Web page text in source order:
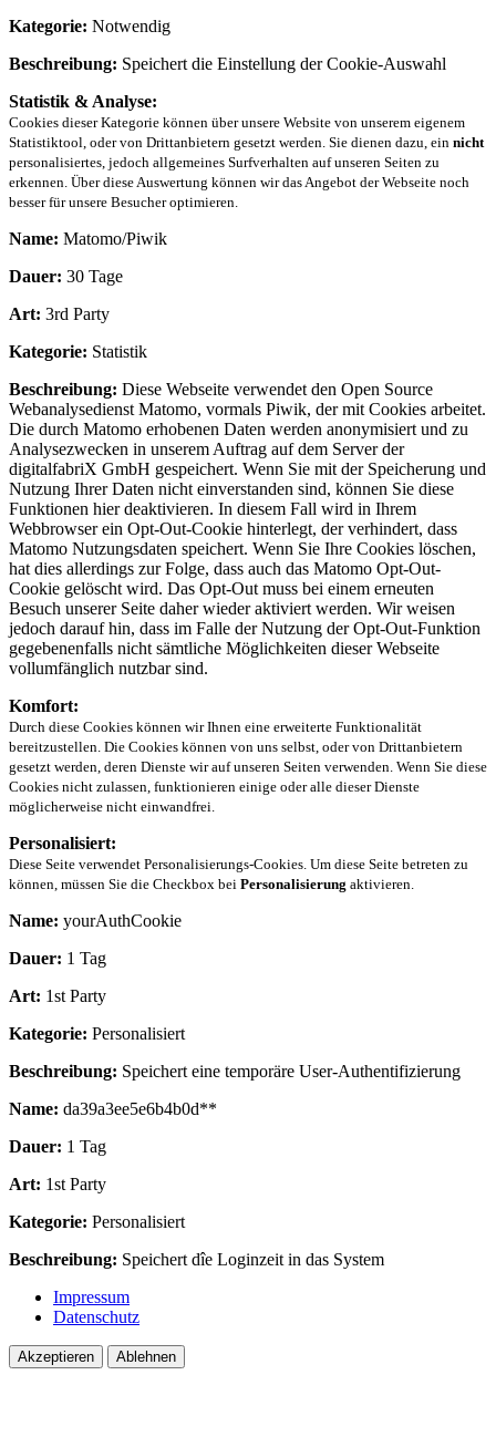
Kategorie: Notwendig
Beschreibung: Speichert die Einstellung der Cookie-Auswahl
Statistik & Analyse:
Cookies dieser Kategorie können über unsere Website von unserem eigenem
Statistiktool, oder von Drittanbietern gesetzt werden. Sie dienen dazu, ein nicht
personalisiertes, jedoch allgemeines Surfverhalten auf unseren Seiten zu
erkennen. Über diese Auswertung können wir das Angebot der Webseite noch
besser für unsere Besucher optimieren.
Name: Matomo/Piwik
Dauer: 30 Tage
Art: 3rd Party
Kategorie: Statistik
Beschreibung: Diese Webseite verwendet den Open Source
Webanalysedienst Matomo, vormals Piwik, der mit Cookies arbeitet.
Die durch Matomo erhobenen Daten werden anonymisiert und zu
Analysezwecken in unserem Auftrag auf dem Server der
digitalfabriX GmbH gespeichert. Wenn Sie mit der Speicherung und
Nutzung Ihrer Daten nicht einverstanden sind, können Sie diese
Funktionen hier deaktivieren. In diesem Fall wird in Ihrem
Webbrowser ein Opt-Out-Cookie hinterlegt, der verhindert, dass
Matomo Nutzungsdaten speichert. Wenn Sie Ihre Cookies löschen,
hat dies allerdings zur Folge, dass auch das Matomo Opt-Out-
Cookie gelöscht wird. Das Opt-Out muss bei einem erneuten
Besuch unserer Seite daher wieder aktiviert werden. Wir weisen
jedoch darauf hin, dass im Falle der Nutzung der Opt-Out-Funktion
gegebenenfalls nicht sämtliche Möglichkeiten dieser Webseite
vollumfänglich nutzbar sind.
Komfort:
Durch diese Cookies können wir Ihnen eine erweiterte Funktionalität
bereitzustellen. Die Cookies können von uns selbst, oder von Drittanbietern
gesetzt werden, deren Dienste wir auf unseren Seiten verwenden. Wenn Sie diese
Cookies nicht zulassen, funktionieren einige oder alle dieser Dienste
möglicherweise nicht einwandfrei.
Personalisiert:
Diese Seite verwendet Personalisierungs-Cookies. Um diese Seite betreten zu
können, müssen Sie die Checkbox bei Personalisierung aktivieren.
Name: yourAuthCookie
Dauer: 1 Tag
Art: 1st Party
Kategorie: Personalisiert
Beschreibung: Speichert eine temporäre User-Authentifizierung
Name: da39a3ee5e6b4b0d**
Dauer: 1 Tag
Art: 1st Party
Kategorie: Personalisiert
Beschreibung: Speichert dîe Loginzeit in das System
Impressum
Datenschutz
Akzeptieren Ablehnen